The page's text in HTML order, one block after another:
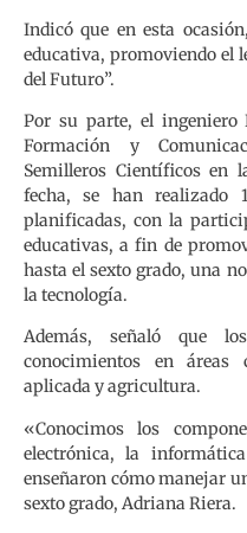
Indicó que en esta
educativa, promoviendo el
del Futuro”.
Por su parte, el ingeniero
Formación y
Semilleros Científicos en
fecha, se han realizado
planificadas, con la
educativas, a fin de
hasta el sexto grado, una
la tecnología.
Además, señaló que
conocimientos en
aplicada y agricultura.
«Conocimos los
electrónica, la
enseñaron cómo manejar
sexto grado, Adriana Riera.